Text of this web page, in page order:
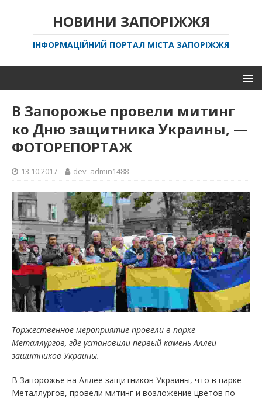
НОВИНИ ЗАПОРІЖЖЯ
ІНФОРМАЦІЙНИЙ ПОРТАЛ МІСТА ЗАПОРІЖЖЯ
В Запорожье провели митинг
ко Дню защитника Украины, —
ФОТОРЕПОРТАЖ
13.10.2017 dev_admin1488
Торжественное мероприятие провели в парке
Металлургов, где установили первый камень Аллеи
защитников Украины.
В Запорожье на Аллее защитников Украины, что в парке
Металлургов, провели митинг и возложение цветов по